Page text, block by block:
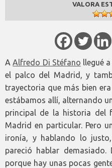
VALORA
AAlfredo Di Stéfano llegué
el palco del Madrid, y
trayectoria que más bien
estábamos allí, alternando
principal de la historia del
Madrid en particular. Pero
ironía, y hablando lo
pareció hablar
porque hay unas pocas